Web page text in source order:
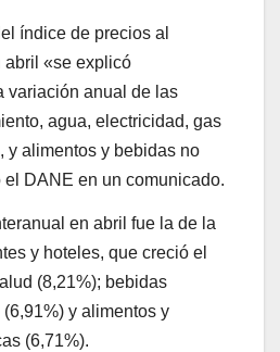
índice de precios al
abril «se explicó
variación anual de las
agua, electricidad, gas
y alimentos y bebidas no
DANE en un comunicado.
en abril fue la de la
y hoteles, que creció el
(8,21%); bebidas
y alimentos y
(6,71%).